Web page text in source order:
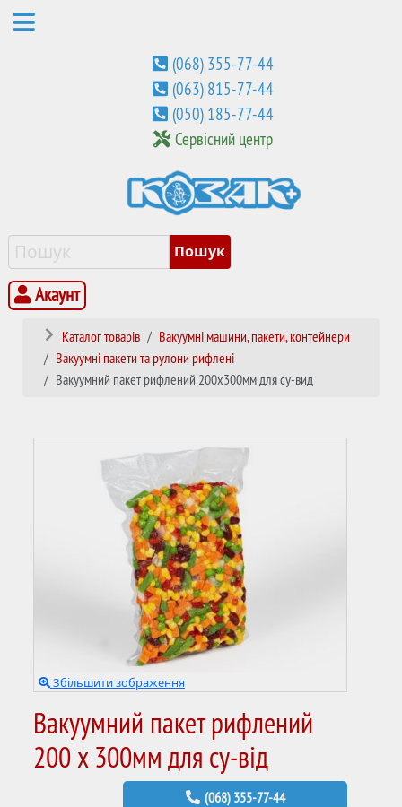
(068) 355-77-44
(063) 815-77-44
(050) 185-77-44
Сервісний центр
Акаунт
Каталог товарів
Вакуумні машини, пакети, контейнери
Вакуумні пакети та рулони рифлені
Вакуумний пакет рифлений 200х300мм для су-вид
Збільшити зображення
Вакуумний пакет рифлений
200 х 300мм для су-від
(068) 355-77-44